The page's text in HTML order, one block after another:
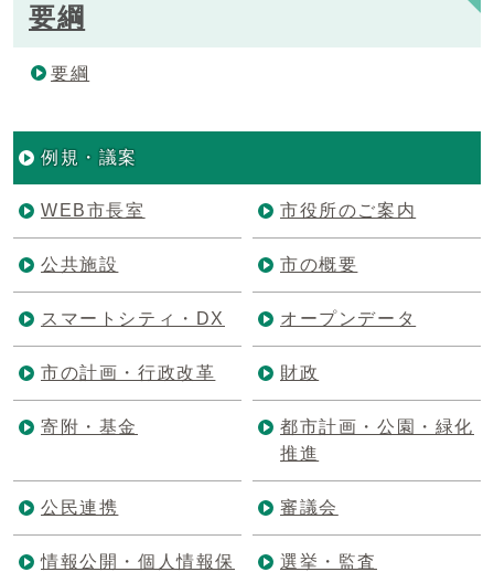
要綱
要綱
例規・議案
WEB市長室 市役所のご案内
公共施設 市の概要
スマートシティ・DX オープンデータ
市の計画・行政改革 財政
寄附・基金
都市計画・公園・緑化
推進
公民連携 審議会
情報公開・個人情報保
選挙・監査